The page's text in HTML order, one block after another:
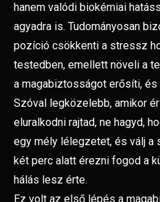
hanem valódi biokémiai
agyadra is. Tudományosan
pozíció csökkenti a stressz
testedben, emellett növeli a
a magabiztosságot erősíti,
Szóval legközelebb, amikor
eluralkodni rajtad, ne hagyd,
egy mély lélegzetet, és válj a
két perc alatt érezni fogod a
hálás lesz érte.
Ez volt az első lépés a